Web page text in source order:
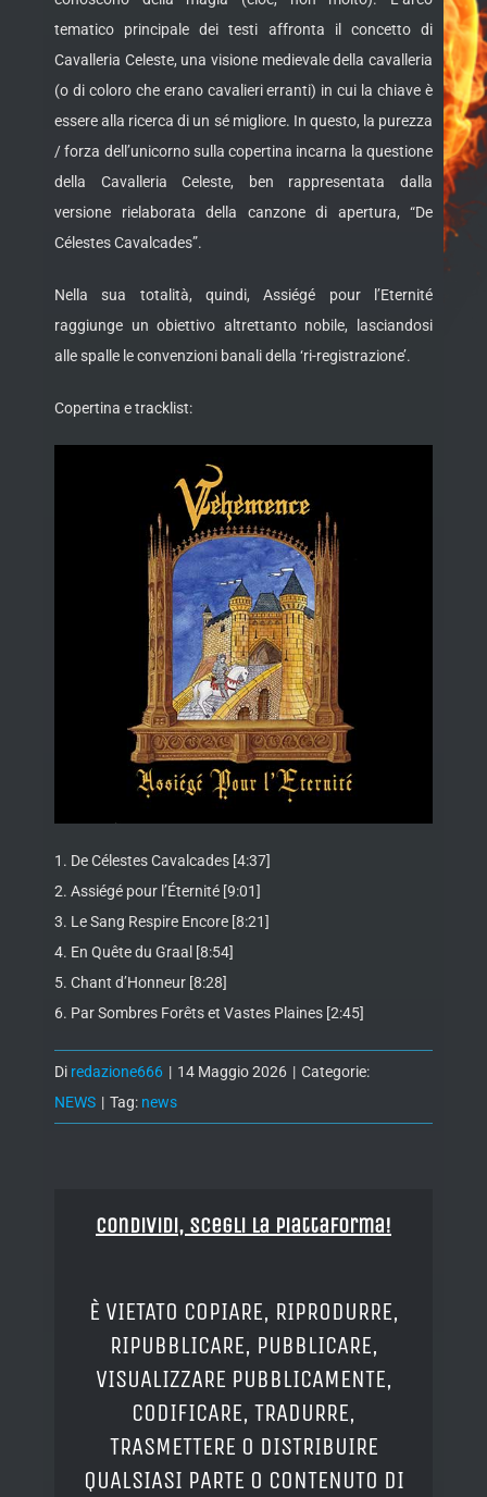
tematico principale dei testi affronta il concetto di
Cavalleria Celeste, una visione medievale della cavalleria
(o di coloro che erano cavalieri erranti) in cui la chiave è
essere alla ricerca di un sé migliore. In questo, la purezza
/ forza dell’unicorno sulla copertina incarna la questione
della Cavalleria Celeste, ben rappresentata dalla
versione rielaborata della canzone di apertura, “De
Célestes Cavalcades”.
Nella sua totalità, quindi, Assiégé pour l’Eternité
raggiunge un obiettivo altrettanto nobile, lasciandosi
alle spalle le convenzioni banali della ‘ri-registrazione’.
Copertina e tracklist:
1. De Célestes Cavalcades [4:37]
2. Assiégé pour l’Éternité [9:01]
3. Le Sang Respire Encore [8:21]
4. En Quête du Graal [8:54]
5. Chant d’Honneur [8:28]
6. Par Sombres Forêts et Vastes Plaines [2:45]
Di redazione666 | 14 Maggio 2026 | Categorie:
NEWS | Tag: news
Condividi, Scegli la piattaforma!
È VIETATO COPIARE, RIPRODURRE,
RIPUBBLICARE, PUBBLICARE,
VISUALIZZARE PUBBLICAMENTE,
CODIFICARE, TRADURRE,
TRASMETTERE O DISTRIBUIRE
QUALSIASI PARTE O CONTENUTO DI